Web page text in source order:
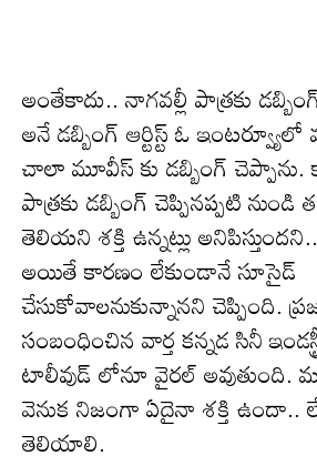
అంతేకాదు.. నాగవల్లీ పాత్రకు
అనే డబ్బింగ్ ఆర్టిస్ట్ ఓ
చాలా మూవీస్ కు డబ్బింగ్ చెప్పాను.
పాత్రకు డబ్బింగ్ చెప్పినప్పటి నుండి
తెలియని శక్తి ఉన్నట్లు
అయితే కారణం లేకుండానే సూసైడ్
చేసుకోవాలనుకున్నానని చెప్పింది.
సంబంధించిన వార్త కన్నడ సినీ
టాలీవుడ్ లోనూ వైరల్ అవుతుంది.
వెనుక నిజంగా ఏదైనా శక్తి ఉందా..
తెలియాలి.